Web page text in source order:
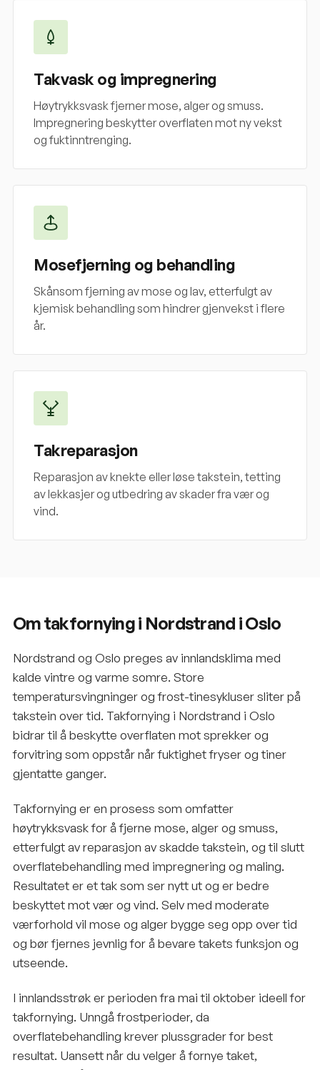
Takvask og impregnering
Høytrykksvask fjerner mose, alger og smuss.
Impregnering beskytter overflaten mot ny vekst
og fuktinntrenging.
Mosefjerning og behandling
Skånsom fjerning av mose og lav, etterfulgt av
kjemisk behandling som hindrer gjenvekst i flere
år.
Takreparasjon
Reparasjon av knekte eller løse takstein, tetting
av lekkasjer og utbedring av skader fra vær og
vind.
Om takfornying i Nordstrand i Oslo
Nordstrand og Oslo preges av innlandsklima med
kalde vintre og varme somre. Store
temperatursvingninger og frost-tinesykluser sliter på
takstein over tid. Takfornying i Nordstrand i Oslo
bidrar til å beskytte overflaten mot sprekker og
forvitring som oppstår når fuktighet fryser og tiner
gjentatte ganger.
Takfornying er en prosess som omfatter
høytrykksvask for å fjerne mose, alger og smuss,
etterfulgt av reparasjon av skadde takstein, og til slutt
overflatebehandling med impregnering og maling.
Resultatet er et tak som ser nytt ut og er bedre
beskyttet mot vær og vind. Selv med moderate
værforhold vil mose og alger bygge seg opp over tid
og bør fjernes jevnlig for å bevare takets funksjon og
utseende.
I innlandsstrøk er perioden fra mai til oktober ideell for
takfornying. Unngå frostperioder, da
overflatebehandling krever plussgrader for best
resultat. Uansett når du velger å fornye taket,